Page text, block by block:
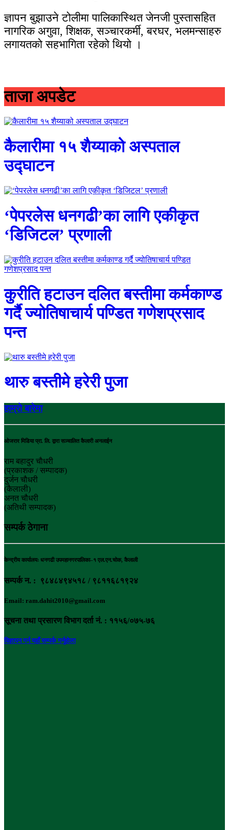
ज्ञापन बुझाउने टोलीमा पालिकास्थित जेनजी पुस्तासहित
नागरिक अगुवा, शिक्षक, सञ्चारकर्मी, बरघर, भलमन्साहरु
लगायतको सहभागिता रहेको थियो ।
ताजा अपडेट
कैलारीमा १५ शैय्याको अस्पताल
उद्घाटन
‘पेपरलेस धनगढी’का लागि एकीकृत
‘डिजिटल’ प्रणाली
कुरीति हटाउन दलित बस्तीमा कर्मकाण्ड
गर्दै ज्योतिषाचार्य पण्डित गणेशप्रसाद
पन्त
थारु बस्तीमे हरेरी पुजा
हाम्रो बारेमा
ओजरार मिडिया प्रा. लि. द्वारा सञ्चालित कैलारी अनलाईन
राम बहादुर चाैधरी
(प्रकाशक / सम्पादक)
दुर्जन चाैधरी
(कैलाली)
अनत चौधरी
(अतिथी सम्पादक)
सम्पर्क ठेगाना
केन्द्रीय कार्यालयः धनगढी उपमहानगरपालिका–१ एल.एन.चोक, कैलाली
सम्पर्क न. : ९८४८४९४५१८ / ९८११६८१९२४
Email: ram.dahit2010@gmail.com
सूचना तथा प्रसारण विभाग दर्ता नं. : ११५६/०७५-७६
विज्ञापन गर्न यहाँ सम्पर्क गर्नुहोला